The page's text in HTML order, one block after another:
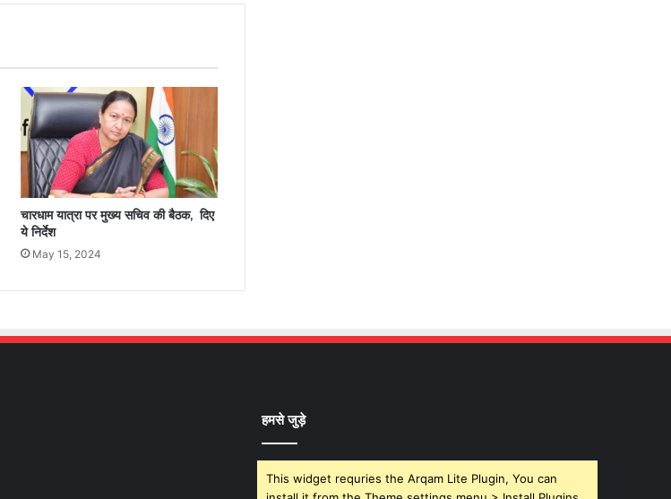
चारधाम यात्रा पर मुख्य सचिव की बैठक, दिए
ये निर्देश
May 15, 2024
हमसे जुड़े
This widget requries the Arqam Lite Plugin, You can